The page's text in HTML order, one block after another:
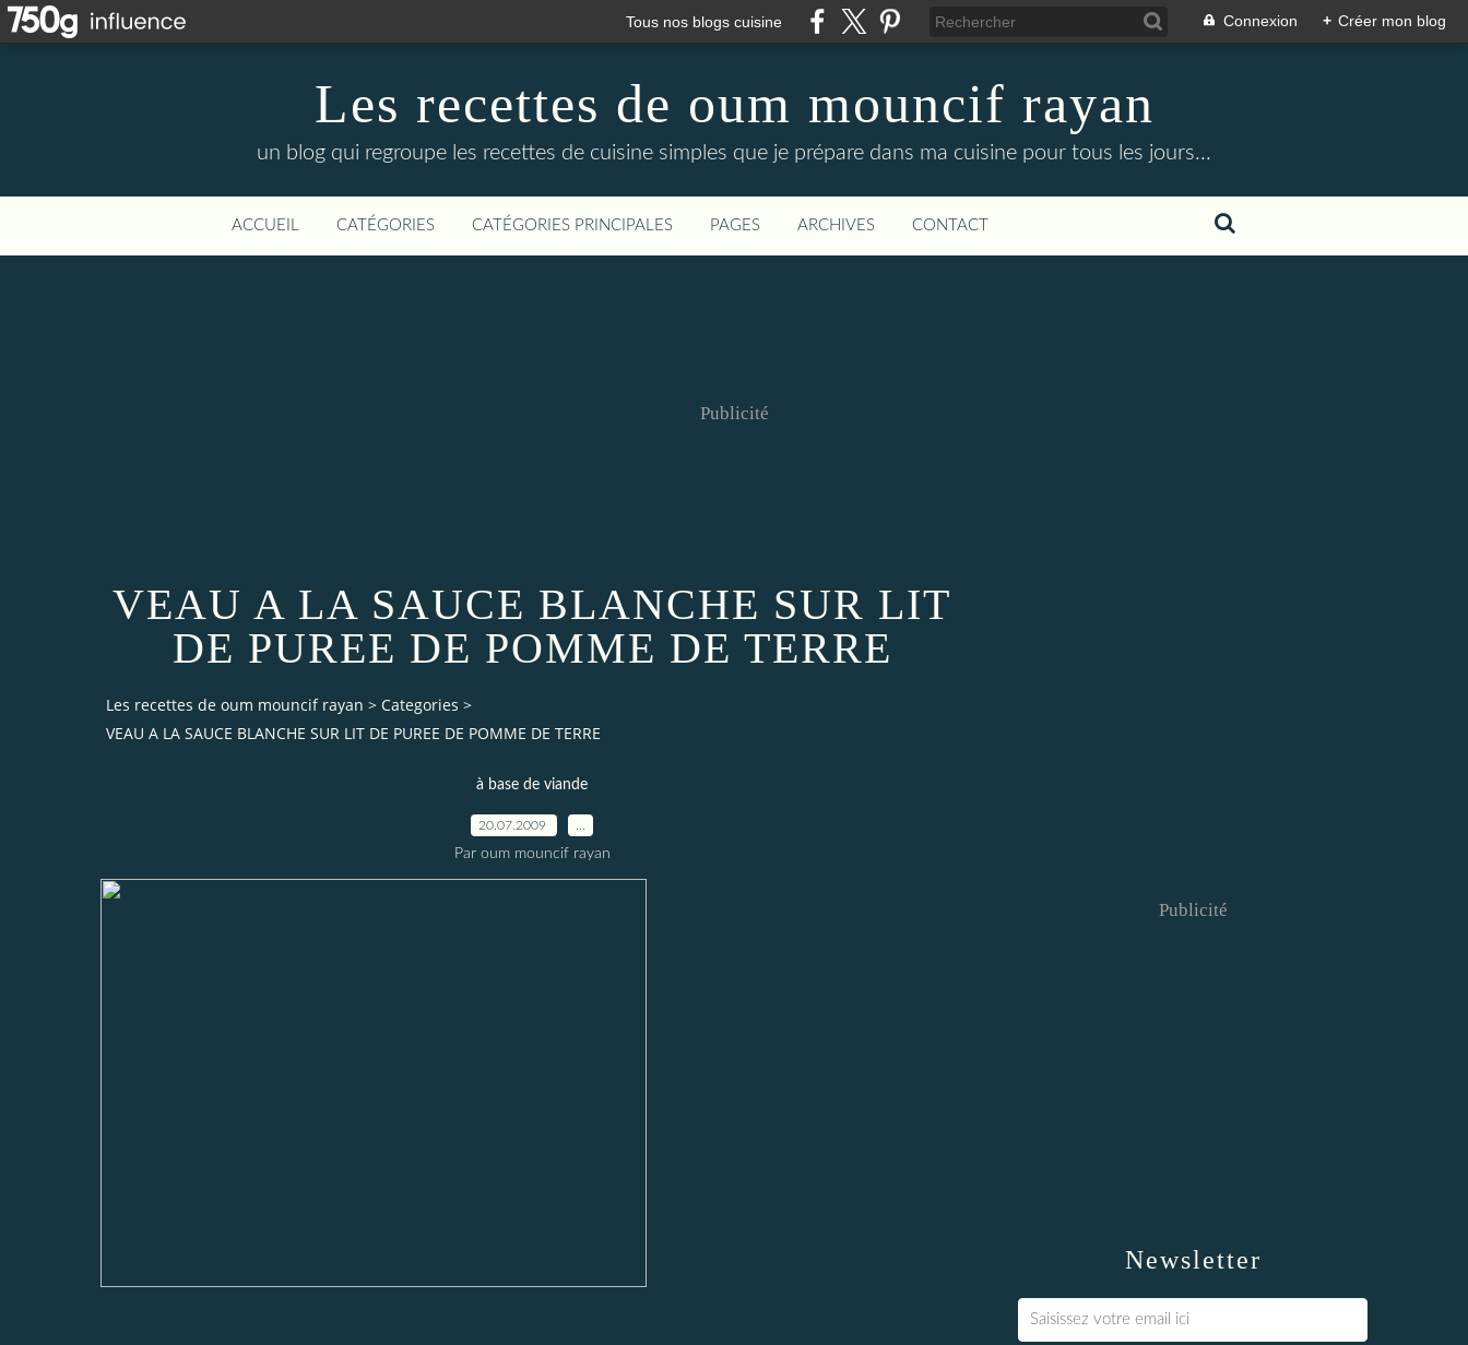
Tous nos blogs cuisine Connexion + Créer mon blog
Les recettes de oum mouncif rayan
un blog qui regroupe les recettes de cuisine simples que je prépare dans ma cuisine pour tous les jours...
ACCUEIL CATÉGORIES CATÉGORIES PRINCIPALES PAGES ARCHIVES CONTACT
Publicité
VEAU A LA SAUCE BLANCHE SUR LIT
DE PUREE DE POMME DE TERRE
Les recettes de oum mouncif rayan > Categories >
VEAU A LA SAUCE BLANCHE SUR LIT DE PUREE DE POMME DE TERRE
à base de viande
20.07.2009
Par oum mouncif rayan
Newsletter
Publicité